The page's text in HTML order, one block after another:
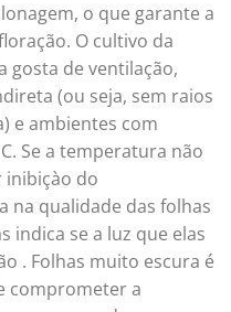
o que garante a
O cultivo da
gosta de ventilação,
(ou seja, sem raios
e ambientes com
Se a temperatura não
inibiçào do
na qualidade das folhas
indica se a luz que elas
. Folhas muito escura é
comprometer a